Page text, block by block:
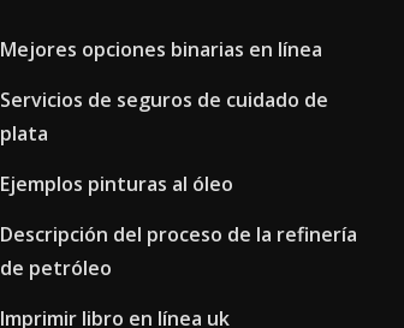
Mejores opciones binarias en línea
Servicios de seguros de cuidado de
plata
Ejemplos pinturas al óleo
Descripción del proceso de la refinería
de petróleo
Imprimir libro en línea uk